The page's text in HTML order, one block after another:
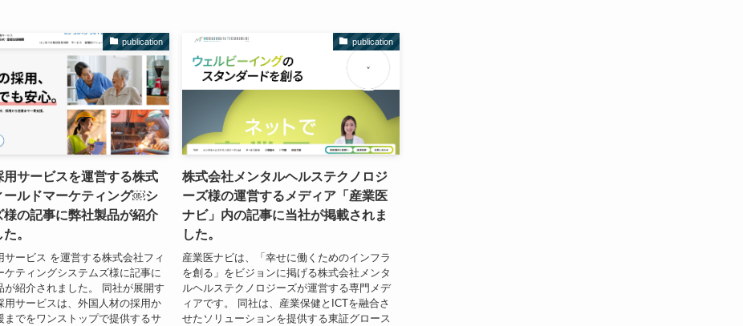
publication
用サービスを運営する株式
ールドマーケティング￼シ
様の記事に弊社製品が紹介
。
サービス を運営する株式会社フィ
ケティングシステムズ様に記事に
が紹介されました。 同社が展開す
用サービスは、外国人材の採用か
までをワンストップで提供するサ
publication
株式会社メンタルヘルステクノロジ
ーズ様の運営するメディア「産業医
ナビ」内の記事に当社が掲載されま
した。
産業医ナビは、「幸せに働くためのインフラ
を創る」をビジョンに掲げる株式会社メンタ
ルヘルステクノロジーズが運営する専門メデ
ィアです。 同社は、産業保健とICTを融合さ
せたソリューションを提供する東証グロース